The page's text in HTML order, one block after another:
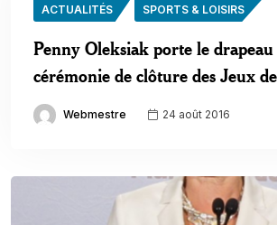
ACTUALITÉS SPORTS & LOISIRS
Penny Oleksiak porte le drapeau
cérémonie de clôture des Jeux
Webmestre 24 août 2016